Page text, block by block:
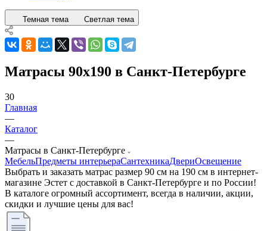
Темная тема Светлая тема
Матрасы 90x190 в Санкт-Петербурге
30
Главная
—
Каталог
—
Матрасы в Санкт-Петербурге
МебельПредметы интерьераСантехникаДвериОсвещение
Выбрать и заказать матрас размер 90 см на 190 см в интернет-
магазине Эстет с доставкой в Санкт-Петербурге и по России!
В каталоге огромный ассортимент, всегда в наличии, акции,
скидки и лучшие цены для вас!